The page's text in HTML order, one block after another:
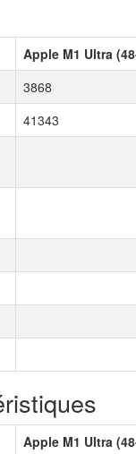
Apple M1 Ultra
3868
41343
Apple M1 Ultra